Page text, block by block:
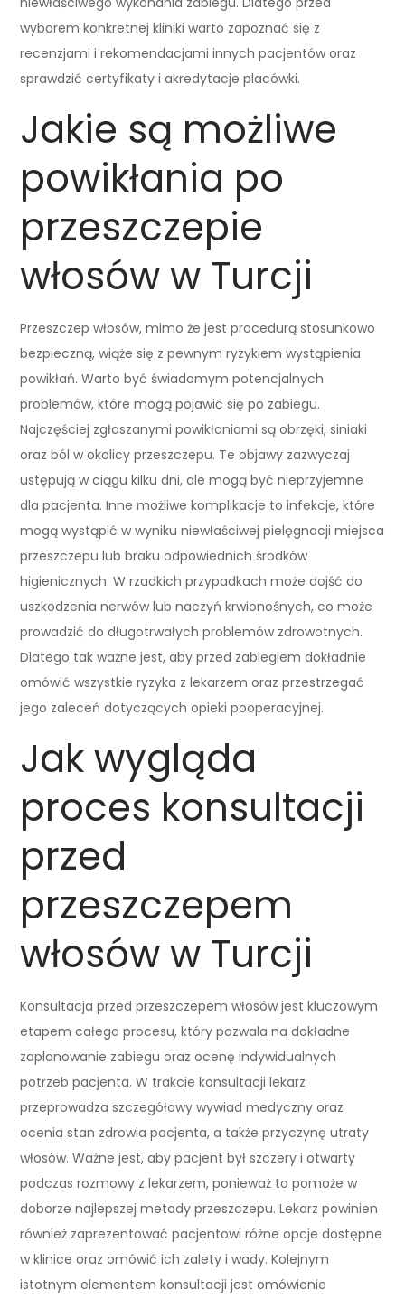
wyborem konkretnej kliniki warto zapoznać się z
recenzjami i rekomendacjami innych pacjentów oraz
sprawdzić certyfikaty i akredytacje placówki.
Jakie są możliwe
powikłania po
przeszczepie
włosów w Turcji
Przeszczep włosów, mimo że jest procedurą stosunkowo
bezpieczną, wiąże się z pewnym ryzykiem wystąpienia
powikłań. Warto być świadomym potencjalnych
problemów, które mogą pojawić się po zabiegu.
Najczęściej zgłaszanymi powikłaniami są obrzęki, siniaki
oraz ból w okolicy przeszczepu. Te objawy zazwyczaj
ustępują w ciągu kilku dni, ale mogą być nieprzyjemne
dla pacjenta. Inne możliwe komplikacje to infekcje, które
mogą wystąpić w wyniku niewłaściwej pielęgnacji miejsca
przeszczepu lub braku odpowiednich środków
higienicznych. W rzadkich przypadkach może dojść do
uszkodzenia nerwów lub naczyń krwionośnych, co może
prowadzić do długotrwałych problemów zdrowotnych.
Dlatego tak ważne jest, aby przed zabiegiem dokładnie
omówić wszystkie ryzyka z lekarzem oraz przestrzegać
jego zaleceń dotyczących opieki pooperacyjnej.
Jak wygląda
proces konsultacji
przed
przeszczepem
włosów w Turcji
Konsultacja przed przeszczepem włosów jest kluczowym
etapem całego procesu, który pozwala na dokładne
zaplanowanie zabiegu oraz ocenę indywidualnych
potrzeb pacjenta. W trakcie konsultacji lekarz
przeprowadza szczegółowy wywiad medyczny oraz
ocenia stan zdrowia pacjenta, a także przyczynę utraty
włosów. Ważne jest, aby pacjent był szczery i otwarty
podczas rozmowy z lekarzem, ponieważ to pomoże w
doborze najlepszej metody przeszczepu. Lekarz powinien
również zaprezentować pacjentowi różne opcje dostępne
w klinice oraz omówić ich zalety i wady. Kolejnym
istotnym elementem konsultacji jest omówienie